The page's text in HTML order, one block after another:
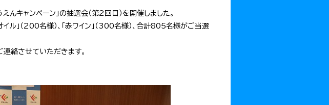
キャンペーン」の抽選会（第2回目）を開催しました。
イル」（200名様）、「赤ワイン」（300名様）、合計805名様がご当選
絡させていただきます。